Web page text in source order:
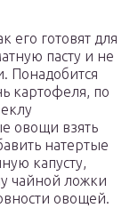
его готовят для
пасту и не
Понадобится
картофеля, по
овощи взять
натертые
капусту,
чайной ложки
овощей.